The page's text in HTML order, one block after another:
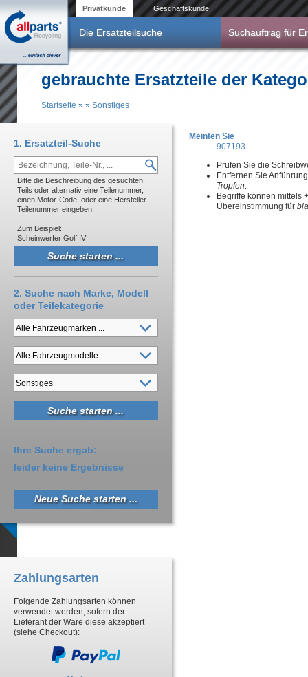
Privatkunde Geschäftskunde
Die Ersatzteilsuche Suchauftrag für
gebrauchte Ersatzteile der
Startseite » » Sonstiges
Meinten Sie
907193
Prüfen Sie die
Entfernen Sie
Tropfen.
Begriffe können mittels
Übereinstimmung für
1. Ersatzteil-Suche
Bitte die Beschreibung des gesuchten
Teils oder alternativ eine Teilenummer,
einen Motor-Code, oder eine Hersteller-
Teilenummer eingeben.
Zum Beispiel:
Scheinwerfer Golf IV
2. Suche nach Marke, Modell
oder Teilekategorie
Ihre Suche ergab:
leider keine Ergebnisse
Neue Suche starten ...
Zahlungsarten
Folgende Zahlungsarten können
verwendet werden, sofern der
Lieferant der Ware diese akzeptiert
(siehe Checkout):